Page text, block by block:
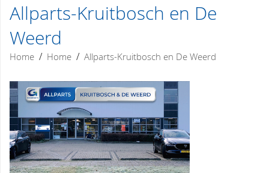
Allparts-Kruitbosch en De
Weerd
Home / Home / Allparts-Kruitbosch en De Weerd